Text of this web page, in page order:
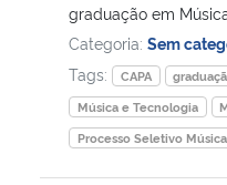
graduação em
Categoria: Sem
Tags:
CAPA
Música e Tecnologia
Processo Seletivo Música